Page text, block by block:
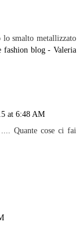
smalto metallizzato
fashion blog - Valeria
at 6:48 AM
Quante cose ci fai